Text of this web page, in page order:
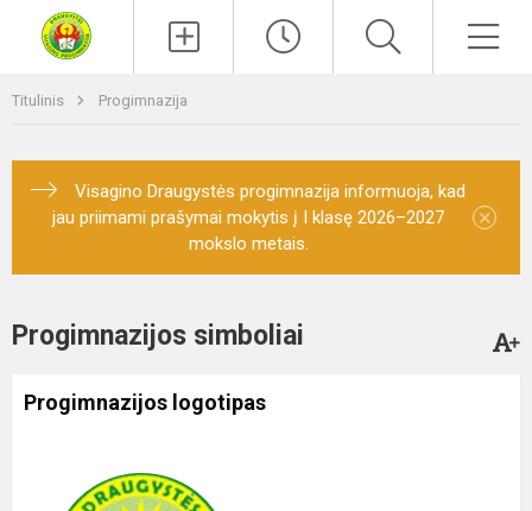
Titulinis Progimnazija
Visagino Draugystės progimnazija informuoja, kad
jau priimami prašymai mokytis į I klasę 2026–2027
mokslo metais.
×
Progimnazijos simboliai
Progimnazijos logotipas